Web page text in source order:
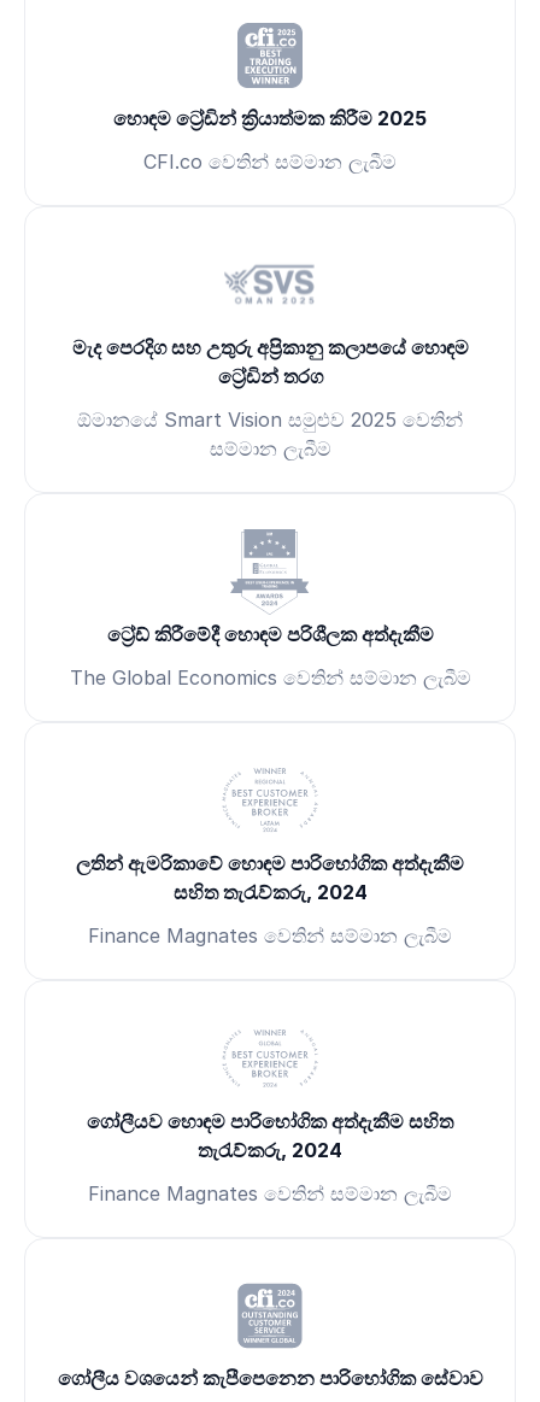
හොඳම ට්‍රේඩින් ක්‍රියාත්මක කිරීම 2025
CFI.co වෙතින් සම්මාන ලැබීම
මැද පෙරදිග සහ උතුරු අප්‍රිකානු කලාපයේ හොඳම
ට්‍රේඩින් තරග
ඕමානයේ Smart Vision සමුළුව 2025 වෙතින්
සම්මාන ලැබීම
ට්‍රේඩ් කිරීමේදී හොඳම පරිශීලක අත්දැකීම
The Global Economics වෙතින් සම්මාන ලැබීම
ලතින් ඇමරිකාවේ හොඳම පාරිභෝගික අත්දැකීම
සහිත තැරැව්කරු, 2024
Finance Magnates වෙතින් සම්මාන ලැබීම
ගෝලීයව හොඳම පාරිභෝගික අත්දැකීම සහිත
තැරැව්කරු, 2024
Finance Magnates වෙතින් සම්මාන ලැබීම
ගෝලීය වශයෙන් කැපීපෙනෙන පාරිභෝගික සේවාව